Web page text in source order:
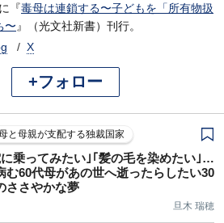
『毒母は連鎖する〜子どもを「所有物扱
〜 』（光文社新書）刊行。
X
+フォロー
と母親が支配する独裁国家
に乗ってみたい｣｢髪の毛を染めたい｣…
む60代母があの世へ逝ったらしたい30
ささやかな夢
旦木 瑞穂